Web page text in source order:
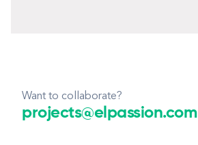
Want to collaborate?
projects@elpassion.com